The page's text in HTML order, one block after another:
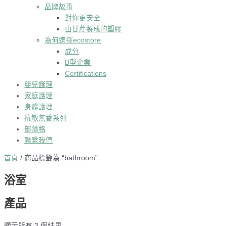
品牌故事
對你更安全
由甘蔗製成的塑膠
為何選擇ecostore
成分
B型企業
Certifications
嬰兒護理
家庭護理
身體護理
抗敏無香系列
部落格
聯繫我們
首頁 / 商品標籤為 “bathroom”
浴室
產品